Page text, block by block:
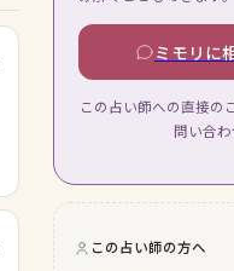
ミモリに
この占い師への直接の
問い合わ
この占い師の方へ